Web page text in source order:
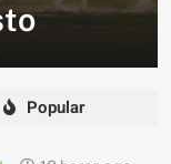
Popular